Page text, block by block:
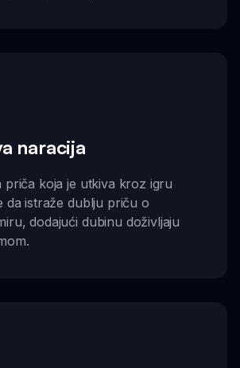
naracija
priča koja je utkiva kroz igru
da istraže dublju priču o
dodajući dubinu doživljaju